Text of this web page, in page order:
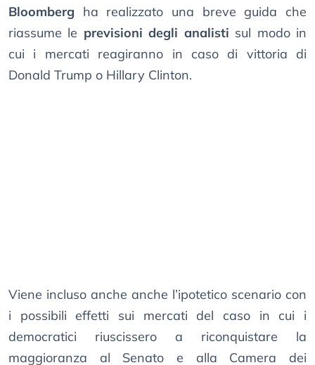
Bloomberg ha realizzato una breve guida che
riassume le previsioni degli analisti sul modo in
cui i mercati reagiranno in caso di vittoria di
Donald Trump o Hillary Clinton.
Viene incluso anche anche l’ipotetico scenario con
i possibili effetti sui mercati del caso in cui i
democratici riuscissero a riconquistare la
maggioranza al Senato e alla Camera dei